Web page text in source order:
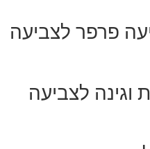
פרפר לצביעה
וגינה לצביעה